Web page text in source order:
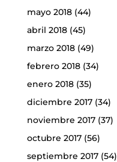
mayo 2018(44)
abril 2018(45)
marzo 2018(49)
febrero 2018(34)
enero 2018(35)
diciembre 2017(34)
noviembre 2017(37)
octubre 2017(56)
septiembre 2017(54)